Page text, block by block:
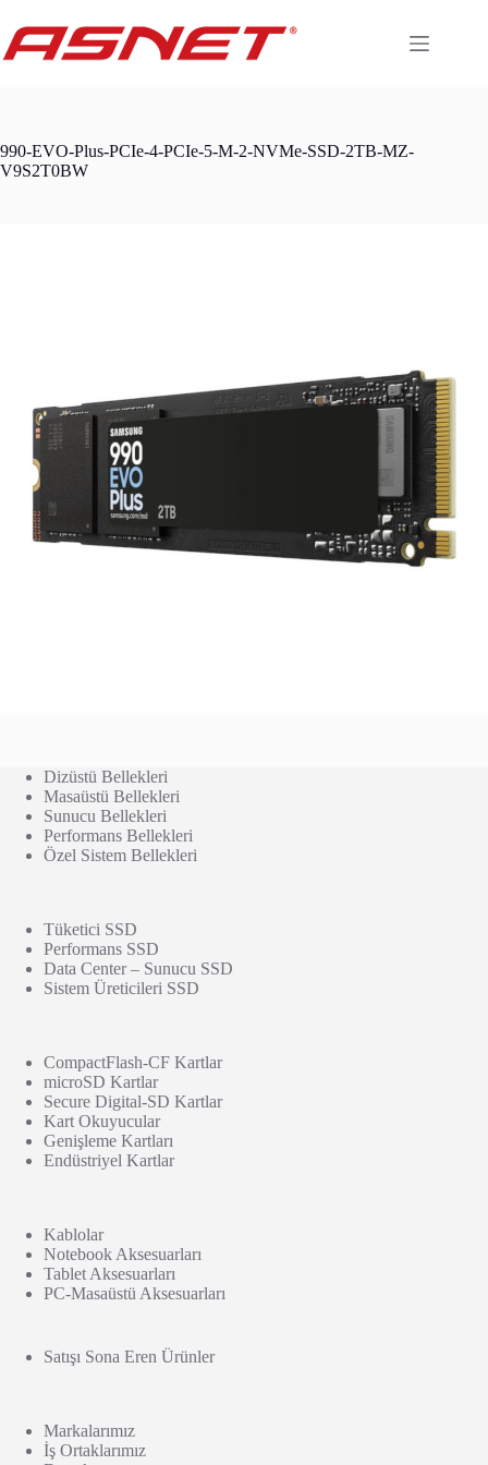
content
990-EVO-Plus-PCIe-4-PCIe-5-M-2-NVMe-SSD-2TB-MZ-
V9S2T0BW
Dizüstü Bellekleri
Masaüstü Bellekleri
Sunucu Bellekleri
Performans Bellekleri
Özel Sistem Bellekleri
Tüketici SSD
Performans SSD
Data Center – Sunucu SSD
Sistem Üreticileri SSD
CompactFlash-CF Kartlar
microSD Kartlar
Secure Digital-SD Kartlar
Kart Okuyucular
Genişleme Kartları
Endüstriyel Kartlar
Kablolar
Notebook Aksesuarları
Tablet Aksesuarları
PC-Masaüstü Aksesuarları
Satışı Sona Eren Ürünler
Markalarımız
İş Ortaklarımız